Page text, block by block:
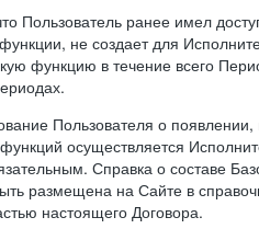
Пользователь ранее имел
не создает для
функцию в течение всего
Пользователя о
осуществляется
Справка о составе
размещена на Сайте в
настоящего Договора.